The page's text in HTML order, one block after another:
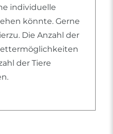
individuelle
könnte. Gerne
Die Anzahl der
der Tiere